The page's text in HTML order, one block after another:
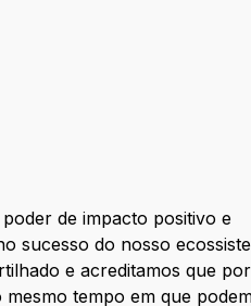
de impacto positivo e
sucesso do nosso
e acreditamos que
tempo em que